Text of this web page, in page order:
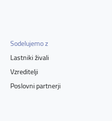
Sodelujemo z
Lastniki živali
Vzreditelji
Poslovni partnerji